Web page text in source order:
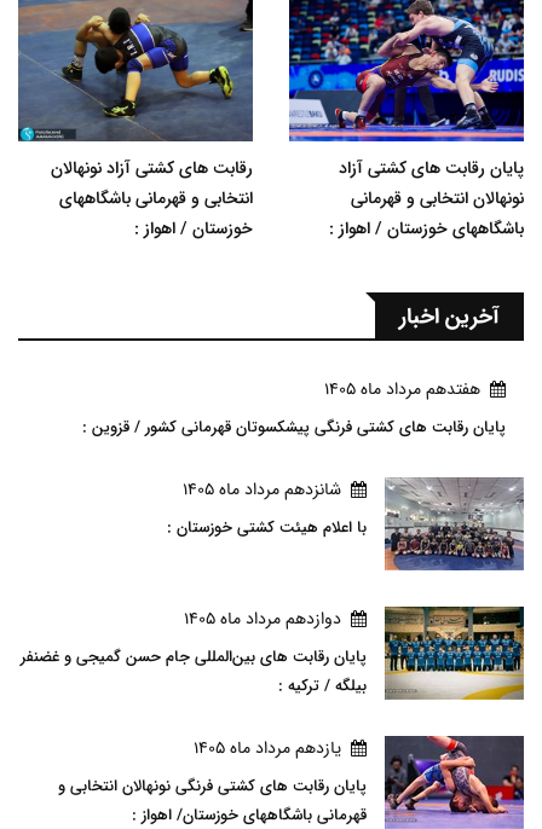
پایان رقابت های کشتی آزاد
نونهالان انتخابی و قهرمانی
باشگاههای خوزستان / اهواز :
رقابت های کشتی آزاد نونهالان
انتخابی و قهرمانی باشگاههای
خوزستان / اهواز :
آخرین اخبار
هفتدهم مرداد ماه 1405
پایان رقابت های کشتی فرنگی پیشکسوتان قهرمانی کشور / قزوین :
شانزدهم مرداد ماه 1405
با اعلام هیئت کشتی خوزستان :
دوازدهم مرداد ماه 1405
پایان رقابت های بین‌المللی جام حسن گمیجی و غضنفر
بیلگه / ترکیه :
يازدهم مرداد ماه 1405
پایان رقابت های کشتی فرنگی نونهالان انتخابی و
قهرمانی باشگاههای خوزستان/ اهواز :